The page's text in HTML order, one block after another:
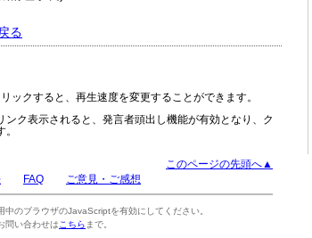
戻る
ックすると、再生速度を変更することができます。
ンク表示されると、発言者頭出し機能が有効となり、ク
このページの先頭へ▲
FAQ ご意見・ご感想
のブラウザのJavaScriptを有効にしてください。
問い合わせは こちら まで。